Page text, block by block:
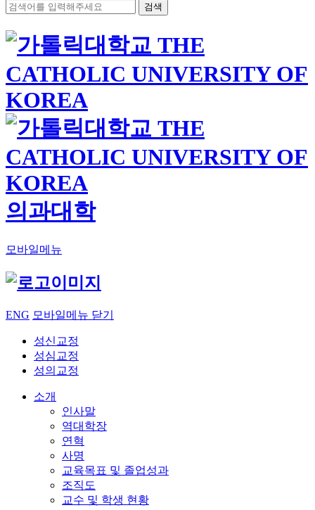
검색
의과대학
모바일메뉴
ENG 모바일메뉴 닫기
성신교정
성심교정
성의교정
소개
인사말
역대학장
연혁
사명
교육목표 및 졸업성과
조직도
교수 및 학생 현황